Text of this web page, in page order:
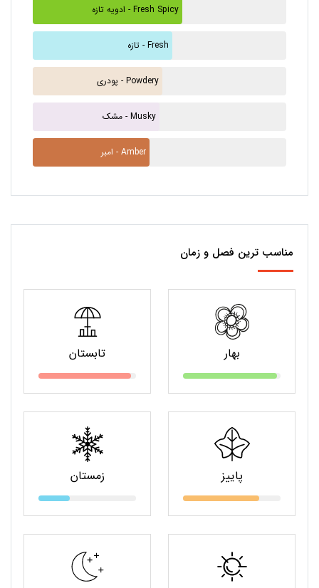
ادویه تازه - Fresh Spicy
تازه - Fresh
پودری - Powdery
مشک - Musky
امبر - Amber
مناسب ترین فصل و زمان
بهار تابستان
پاییز زمستان